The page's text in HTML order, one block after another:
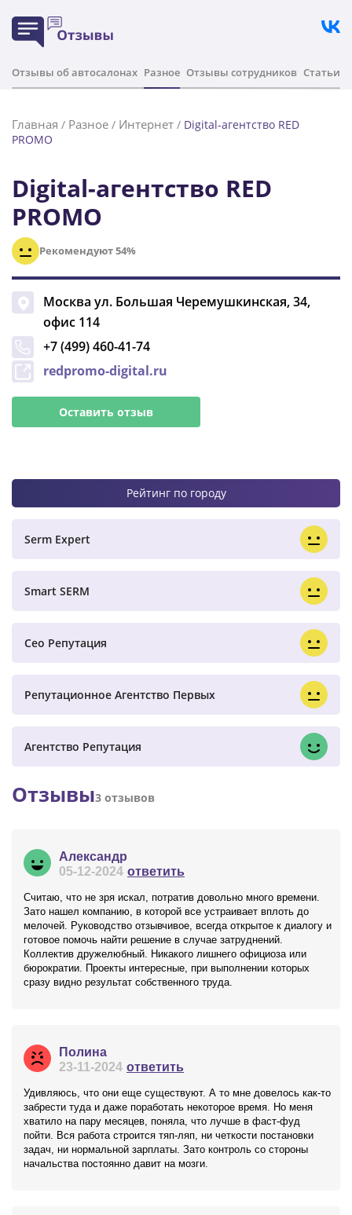
Отзывы об автосалонах Разное Отзывы сотрудников Статьи
Главная / Разное / Интернет / Digital-агентство RED
PROMO
Digital-агентство RED
PROMO
Рекомендуют 54%
Москва ул. Большая Черемушкинская, 34,
офис 114
+7 (499) 460-41-74
redpromo-digital.ru
Оставить отзыв
Рейтинг по городу
Serm Expert
Smart SERM
Сео Репутация
Репутационное Агентство Первых
Агентство Репутация
Отзывы3 отзывов
Александр
05-12-2024 ответить
Считаю, что не зря искал, потратив довольно много времени.
Зато нашел компанию, в которой все устраивает вплоть до
мелочей. Руководство отзывчивое, всегда открытое к диалогу и
готовое помочь найти решение в случае затруднений.
Коллектив дружелюбный. Никакого лишнего официоза или
бюрократии. Проекты интересные, при выполнении которых
сразу видно результат собственного труда.
Полина
23-11-2024 ответить
Удивляюсь, что они еще существуют. А то мне довелось как-то
забрести туда и даже поработать некоторое время. Но меня
хватило на пару месяцев, поняла, что лучше в фаст-фуд
пойти. Вся работа строится тяп-ляп, ни четкости постановки
задач, ни нормальной зарплаты. Зато контроль со стороны
начальства постоянно давит на мозги.